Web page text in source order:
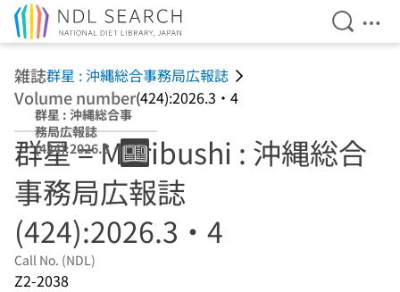
Open
雑誌群星 : 沖縄総合事務局広報誌
Volume number(424):2026.3・4
群星 : 沖縄総合事
務局広報誌
(424):2026.3・4
群星 = Muribushi : 沖縄総合
事務局広報誌
(424):2026.3・4
Call No. (NDL)
Z2-2038